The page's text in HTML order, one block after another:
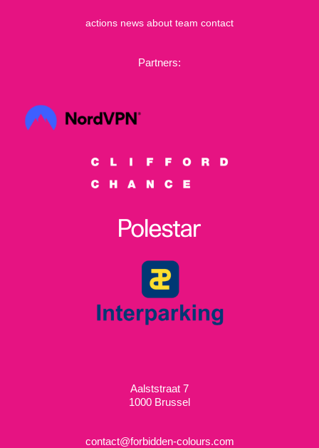
actions news about team contact
Partners:
Aalststraat 7
1000 Brussel
contact@forbidden-colours.com